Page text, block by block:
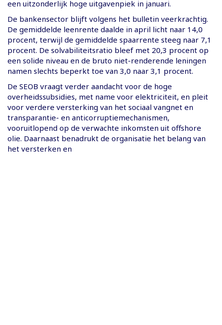
een uitzonderlijk hoge uitgavenpiek in januari.
De bankensector blijft volgens het bulletin veerkrachtig.
De gemiddelde leenrente daalde in april licht naar 14,0
procent, terwijl de gemiddelde spaarrente steeg naar 7,1
procent. De solvabiliteitsratio bleef met 20,3 procent op
een solide niveau en de bruto niet-renderende leningen
namen slechts beperkt toe van 3,0 naar 3,1 procent.
De SEOB vraagt verder aandacht voor de hoge
overheidssubsidies, met name voor elektriciteit, en pleit
voor verdere versterking van het sociaal vangnet en
transparantie- en anticorruptiemechanismen,
vooruitlopend op de verwachte inkomsten uit offshore
olie. Daarnaast benadrukt de organisatie het belang van
het versterken en